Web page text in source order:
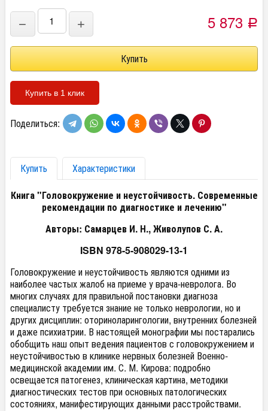
− + 5 873 Р
Купить в 1 клик
Поделиться:
Купить
Характеристики
Книга "Головокружение и неустойчивость. Современные
рекомендации по диагностике и лечению"
Авторы: Самарцев И. Н., Живолупов С. А.
ISBN 978-5-908029-13-1
Головокружение и неустойчивость являются одними из
наиболее частых жалоб на приеме у врача-невролога. Во
многих случаях для правильной постановки диагноза
специалисту требуется знание не только неврологии, но и
других дисциплин: оториноларингологии, внутренних болезней
и даже психиатрии. В настоящей монографии мы постарались
обобщить наш опыт ведения пациентов с головокружением и
неустойчивостью в клинике нервных болезней Военно-
медицинской академии им. С. М. Кирова: подробно
освещается патогенез, клиническая картина, методики
диагностических тестов при основных патологических
состояниях, манифестирующих данными расстройствами.